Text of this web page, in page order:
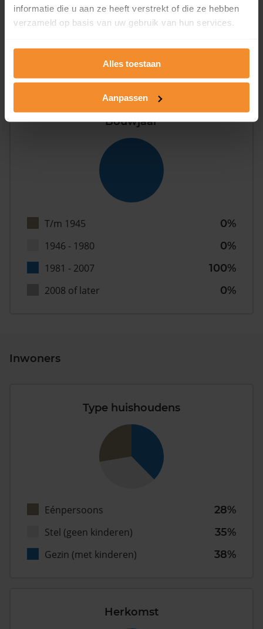
informatie die u aan ze heeft verstrekt of die ze hebben
verzameld op basis van uw gebruik van hun services.
Alles toestaan
Aanpassen
Bouwjaar
T/m 1945
0%
1946 - 1980
0%
1981 - 2007
100%
2008 of later
0%
Inwoners
Type huishoudens
Eénpersoons
28%
Stel (geen kinderen)
35%
Gezin (met kinderen)
38%
Herkomst